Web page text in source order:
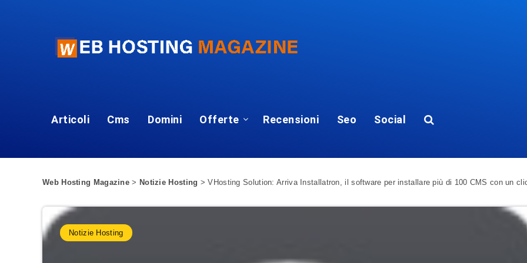
Articoli Cms Domini Offerte Recensioni Seo Social
Web Hosting Magazine > Notizie Hosting >VHosting Solution: Arriva Installatron, il software per installare più di 100 CMS con un
Notizie Hosting